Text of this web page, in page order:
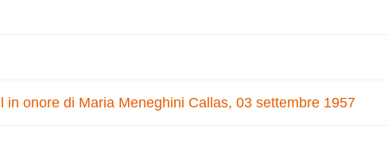
in onore di Maria Meneghini Callas, 03 settembre 1957